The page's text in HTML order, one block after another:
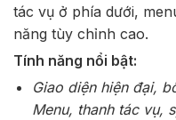
tác vụ ở phía dưới,
năng tùy chỉnh cao.
Tính năng nổi bật:
Giao diện hiện đại,
Menu, thanh tác vụ,